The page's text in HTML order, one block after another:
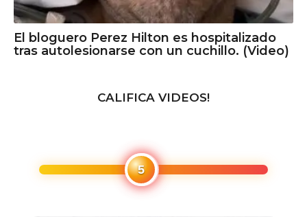
El bloguero Perez Hilton es hospitalizado
tras autolesionarse con un cuchillo. (Video)
CALIFICA VIDEOS!